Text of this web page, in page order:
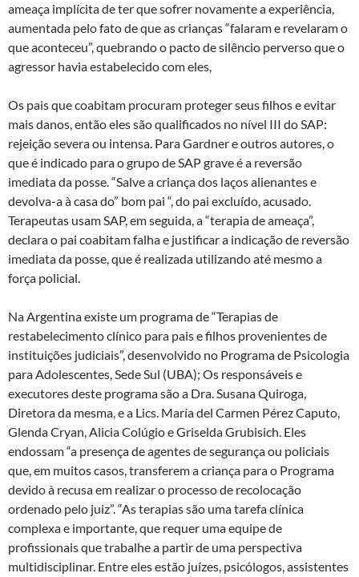
ameaça implícita de ter que sofrer novamente a experiência,
aumentada pelo fato de que as crianças “falaram e revelaram o
que aconteceu”, quebrando o pacto de silêncio perverso que o
agressor havia estabelecido com eles,
Os pais que coabitam procuram proteger seus filhos e evitar
mais danos, então eles são qualificados no nível III do SAP:
rejeição severa ou intensa. Para Gardner e outros autores, o
que é indicado para o grupo de SAP grave é a reversão
imediata da posse. “Salve a criança dos laços alienantes e
devolva-a à casa do” bom pai “, do pai excluído, acusado.
Terapeutas usam SAP, em seguida, a “terapia de ameaça”,
declara o pai coabitam falha e justificar a indicação de reversão
imediata da posse, que é realizada utilizando até mesmo a
força policial.
Na Argentina existe um programa de “Terapias de
restabelecimento clínico para pais e filhos provenientes de
instituições judiciais”, desenvolvido no Programa de Psicologia
para Adolescentes, Sede Sul (UBA); Os responsáveis ​​e
executores deste programa são a Dra. Susana Quiroga,
Diretora da mesma, e a Lics. María del Carmen Pérez Caputo,
Glenda Cryan, Alicia Colúgio e Griselda Grubisich. Eles
endossam “a presença de agentes de segurança ou policiais
que, em muitos casos, transferem a criança para o Programa
devido à recusa em realizar o processo de recolocação
ordenado pelo juiz”. “As terapias são uma tarefa clínica
complexa e importante, que requer uma equipe de
profissionais que trabalhe a partir de uma perspectiva
multidisciplinar. Entre eles estão juízes, psicólogos, assistentes